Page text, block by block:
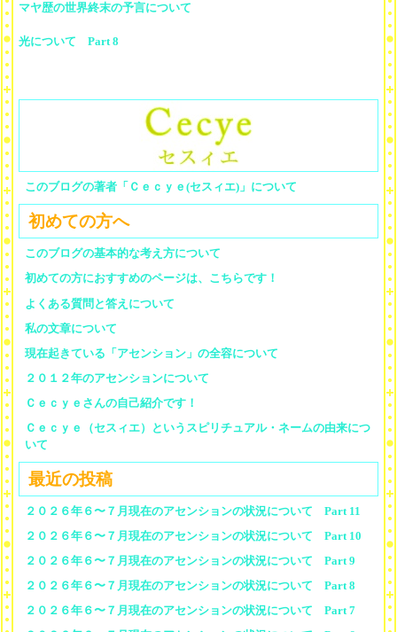
マヤ歴の世界終末の予言について
光について Part 8
このブログの著者「Ｃｅｃｙｅ(セスィエ)」について
初めての方へ
このブログの基本的な考え方について
初めての方におすすめのページは、こちらです！
よくある質問と答えについて
私の文章について
現在起きている「アセンション」の全容について
２０１２年のアセンションについて
Ｃｅｃｙｅさんの自己紹介です！
Ｃｅｃｙｅ（セスィエ）というスピリチュアル・ネームの由来につ
いて
最近の投稿
２０２６年６〜７月現在のアセンションの状況について Part 11
２０２６年６〜７月現在のアセンションの状況について Part 10
２０２６年６〜７月現在のアセンションの状況について Part 9
２０２６年６〜７月現在のアセンションの状況について Part 8
２０２６年６〜７月現在のアセンションの状況について Part 7